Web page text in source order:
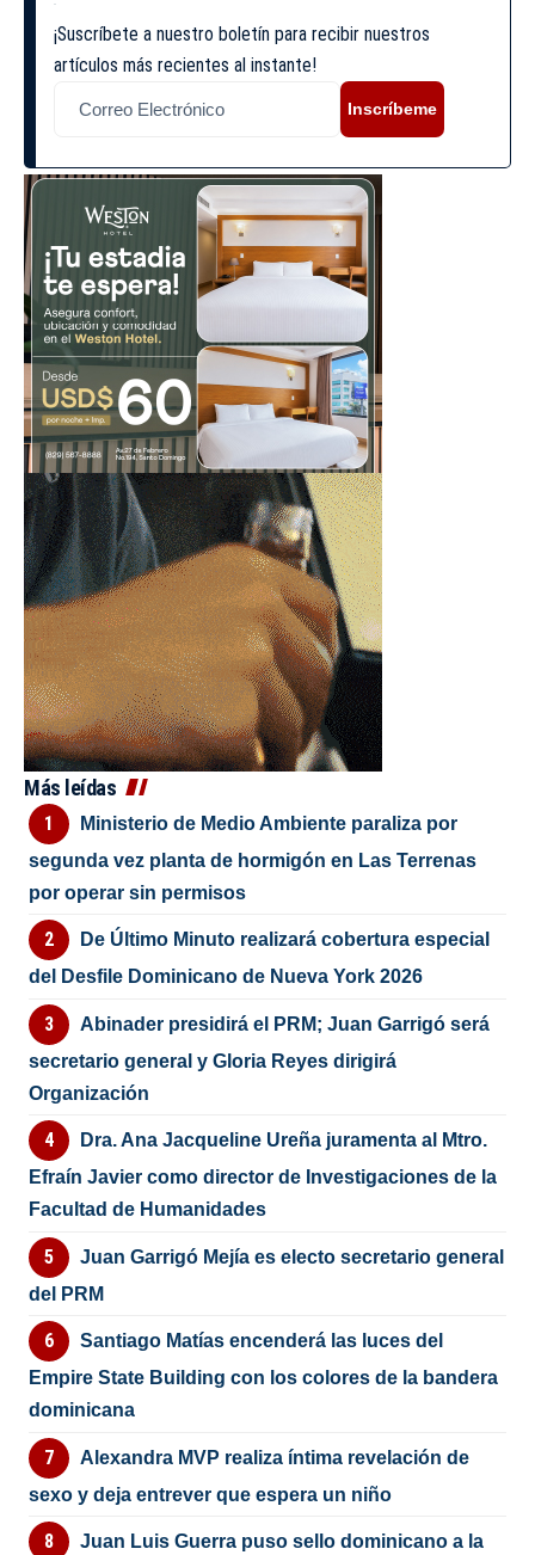
¡Suscríbete a nuestro boletín para recibir nuestros
artículos más recientes al instante!
Inscríbeme
Más leídas
Ministerio de Medio Ambiente paraliza por
segunda vez planta de hormigón en Las Terrenas
por operar sin permisos
De Último Minuto realizará cobertura especial
del Desfile Dominicano de Nueva York 2026
Abinader presidirá el PRM; Juan Garrigó será
secretario general y Gloria Reyes dirigirá
Organización
Dra. Ana Jacqueline Ureña juramenta al Mtro.
Efraín Javier como director de Investigaciones de la
Facultad de Humanidades
Juan Garrigó Mejía es electo secretario general
del PRM
Santiago Matías encenderá las luces del
Empire State Building con los colores de la bandera
dominicana
Alexandra MVP realiza íntima revelación de
sexo y deja entrever que espera un niño
Juan Luis Guerra puso sello dominicano a la